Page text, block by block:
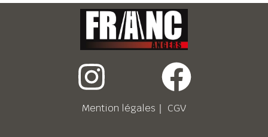
Mention légales ｜ CGV